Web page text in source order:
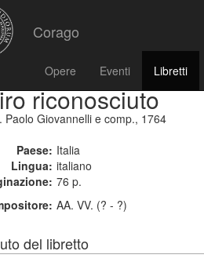
Corago
Opere Eventi Libretti
riconosciuto
Paolo Giovannelli e comp., 1764
Paese: Italia
Lingua: italiano
76 p.
AA. VV. (? - ?)
del libretto